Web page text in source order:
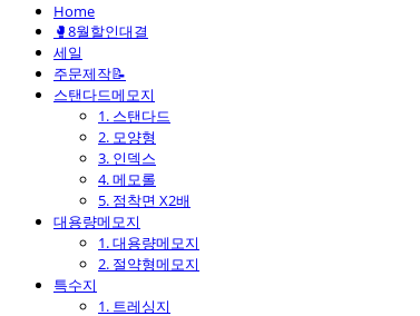
Home
🥊8월할인대결
세일
주문제작📝
스탠다드메모지
1. 스탠다드
2. 모양형
3. 인덱스
4. 메모롤
5. 점착면 X2배
대용량메모지
1. 대용량메모지
2. 절약형메모지
특수지
1. 트레싱지